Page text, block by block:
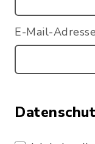
E-Mail-Adresse